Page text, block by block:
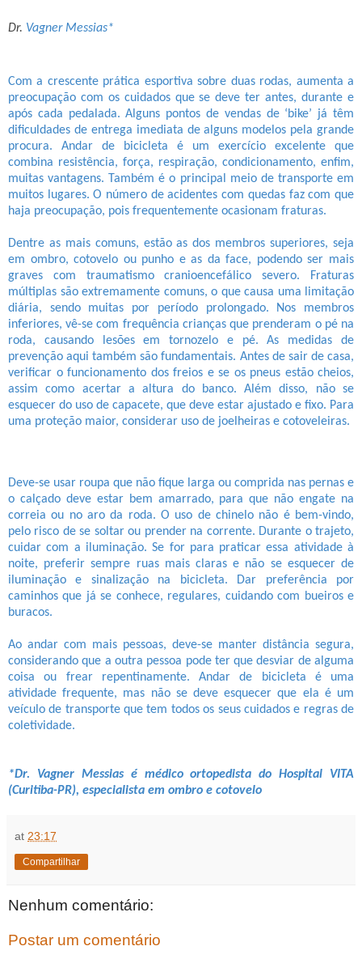
Dr. Vagner Messias*
Com a crescente prática esportiva sobre duas rodas, aumenta a
preocupação com os cuidados que se deve ter antes, durante e
após cada pedalada. Alguns pontos de vendas de ‘bike’ já têm
dificuldades de entrega imediata de alguns modelos pela grande
procura. Andar de bicicleta é um exercício excelente que
combina resistência, força, respiração, condicionamento, enfim,
muitas vantagens. Também é o principal meio de transporte em
muitos lugares. O número de acidentes com quedas faz com que
haja preocupação, pois frequentemente ocasionam fraturas.
Dentre as mais comuns, estão as dos membros superiores, seja
em ombro, cotovelo ou punho e as da face, podendo ser mais
graves com traumatismo cranioencefálico severo. Fraturas
múltiplas são extremamente comuns, o que causa uma limitação
diária, sendo muitas por período prolongado. Nos membros
inferiores, vê-se com frequência crianças que prenderam o pé na
roda, causando lesões em tornozelo e pé. As medidas de
prevenção aqui também são fundamentais. Antes de sair de casa,
verificar o funcionamento dos freios e se os pneus estão cheios,
assim como acertar a altura do banco. Além disso, não se
esquecer do uso de capacete, que deve estar ajustado e fixo. Para
uma proteção maior, considerar uso de joelheiras e cotoveleiras.
Deve-se usar roupa que não fique larga ou comprida nas pernas e
o calçado deve estar bem amarrado, para que não engate na
correia ou no aro da roda. O uso de chinelo não é bem-vindo,
pelo risco de se soltar ou prender na corrente. Durante o trajeto,
cuidar com a iluminação. Se for para praticar essa atividade à
noite, preferir sempre ruas mais claras e não se esquecer de
iluminação e sinalização na bicicleta. Dar preferência por
caminhos que já se conhece, regulares, cuidando com bueiros e
buracos.
Ao andar com mais pessoas, deve-se manter distância segura,
considerando que a outra pessoa pode ter que desviar de alguma
coisa ou frear repentinamente. Andar de bicicleta é uma
atividade frequente, mas não se deve esquecer que ela é um
veículo de transporte que tem todos os seus cuidados e regras de
coletividade.
*Dr. Vagner Messias é médico ortopedista do Hospital VITA
(Curitiba-PR), especialista em ombro e cotovelo
at 23:17
Compartilhar
Nenhum comentário:
Postar um comentário